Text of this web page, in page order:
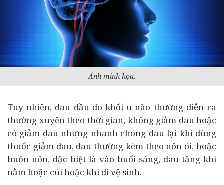
Ảnh minh họa.
Tuy nhiên, đau đầu do khối u não thường diễn ra
thường xuyên theo thời gian, không giảm đau hoặc
có giảm đau nhưng nhanh chóng đau lại khi dùng
thuốc giảm đau, đau thường kèm theo nôn ói, hoặc
buồn nôn, đặc biệt là vào buổi sáng, đau tăng khi
nằm hoặc cúi hoặc khi đi vệ sinh.